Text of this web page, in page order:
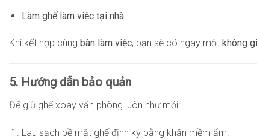
Làm ghế làm việc tại nhà
Khi kết hợp cùng bàn làm việc, bạn sẽ có ngay một không
5. Hướng dẫn bảo quản
Để giữ ghế xoay văn phòng luôn như mới:
Lau sạch bề mặt ghế định kỳ bằng khăn mềm ẩm.